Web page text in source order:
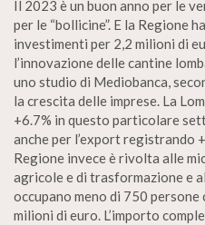
Il 2023 è un buon anno per le
per le “bollicine”. E la Regione
investimenti per 2,2 milioni di
l’innovazione delle cantine
uno studio di Mediobanca,
la crescita delle imprese. La
+6.7% in questo particolare
anche per l’export registrando
Regione invece è rivolta alle
agricole e di trasformazione e
occupano meno di 750
milioni di euro. L’importo